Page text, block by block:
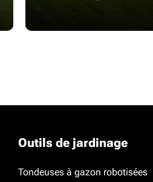
Outils de jardinage
Tondeuses à gazon robotisées